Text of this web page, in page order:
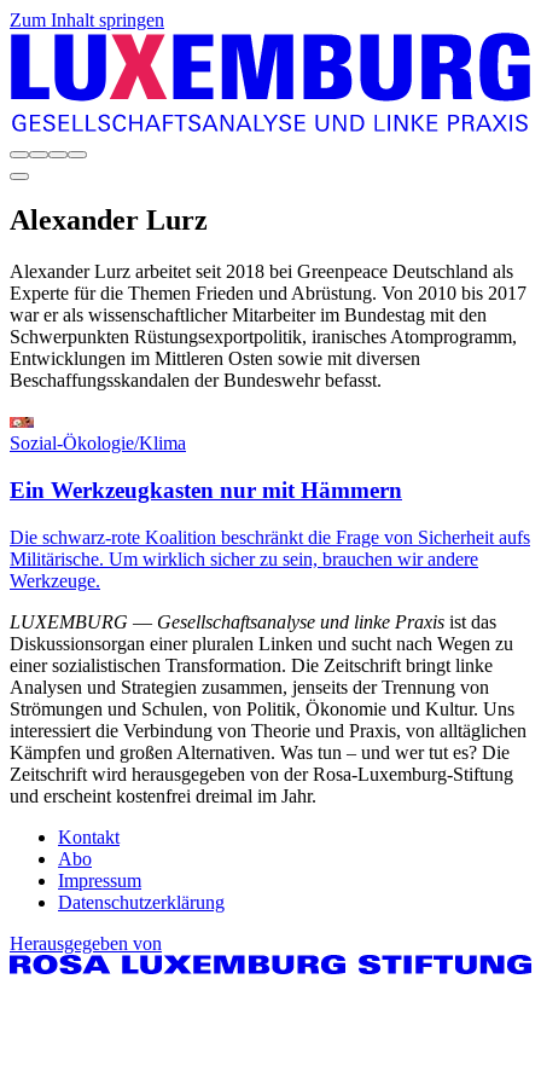
Zum Inhalt springen
Alexander Lurz
Alexander Lurz arbeitet seit 2018 bei Greenpeace Deutschland als
Experte für die Themen Frieden und Abrüstung. Von 2010 bis 2017
war er als wissenschaftlicher Mitarbeiter im Bundestag mit den
Schwerpunkten Rüstungsexportpolitik, iranisches Atomprogramm,
Entwicklungen im Mittleren Osten sowie mit diversen
Beschaffungsskandalen der Bundeswehr befasst.
Sozial-Ökologie/Klima
Ein Werkzeugkasten nur mit Hämmern
Die schwarz-rote Koalition beschränkt die Frage von Sicherheit aufs
Militärische. Um wirklich sicher zu sein, brauchen wir andere
Werkzeuge.
LUXEMBURG — Gesellschaftsanalyse und linke Praxis ist das
Diskussionsorgan einer pluralen Linken und sucht nach Wegen zu
einer sozialistischen Transformation. Die Zeitschrift bringt linke
Analysen und Strategien zusammen, jenseits der Trennung von
Strömungen und Schulen, von Politik, Ökonomie und Kultur. Uns
interessiert die Verbindung von Theorie und Praxis, von alltäglichen
Kämpfen und großen Alternativen. Was tun – und wer tut es? Die
Zeitschrift wird herausgegeben von der Rosa-Luxemburg-Stiftung
und erscheint kostenfrei dreimal im Jahr.
Kontakt
Abo
Impressum
Datenschutzerklärung
Herausgegeben von